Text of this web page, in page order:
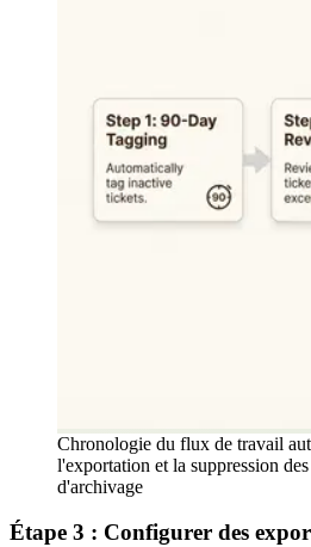
Chronologie du flux de travail
l'exportation et la suppression
d'archivage
Étape 3 : Configurer des